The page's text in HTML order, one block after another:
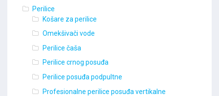
Perilice
Košare za perilice
Omekšivači vode
Perilice čaša
Perilice crnog posuđa
Perilice posuđa podpultne
Profesionalne perilice posuđa vertikalne